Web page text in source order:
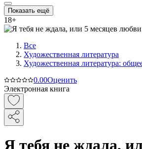
Показать ещё
18+
Все
Художественная литература
Художественная литература:
0.00Оценить
Электронная книга
Я тебя не ждала,